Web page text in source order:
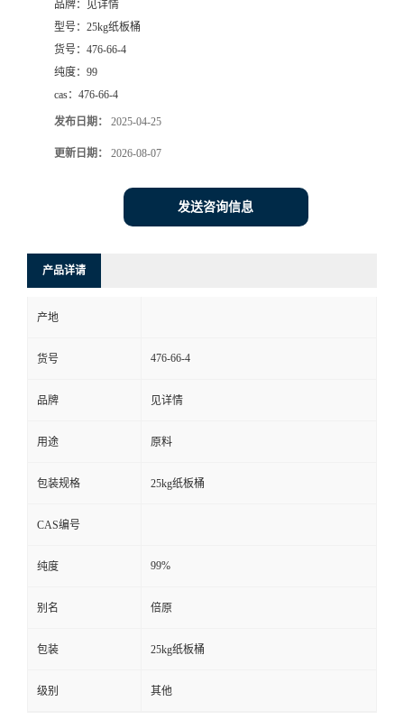
品牌：
见详情
型号： 25kg纸板桶
货号： 476-66-4
纯度： 99
cas： 476-66-4
发布日期： 2025-04-25
更新日期： 2026-08-07
发送咨询信息
产品详请
产地
货号 476-66-4
品牌 见详情
用途 原料
包装规格 25kg纸板桶
CAS编号
纯度 99%
别名 倍原
包装 25kg纸板桶
级别 其他